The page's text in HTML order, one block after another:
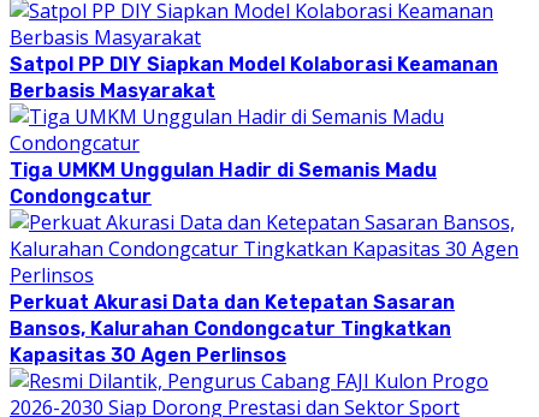
Satpol PP DIY Siapkan Model Kolaborasi Keamanan
Berbasis Masyarakat
Tiga UMKM Unggulan Hadir di Semanis Madu
Condongcatur
Perkuat Akurasi Data dan Ketepatan Sasaran
Bansos, Kalurahan Condongcatur Tingkatkan
Kapasitas 30 Agen Perlinsos